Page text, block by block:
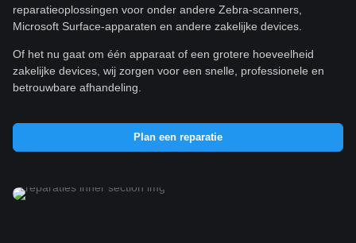
reparatieoplossingen voor onder andere Zebra-scanners,
Microsoft Surface-apparaten en andere zakelijke devices.
Of het nu gaat om één apparaat of een grotere hoeveelheid
zakelijke devices, wij zorgen voor een snelle, professionele en
betrouwbare afhandeling.
Plan een reparatie